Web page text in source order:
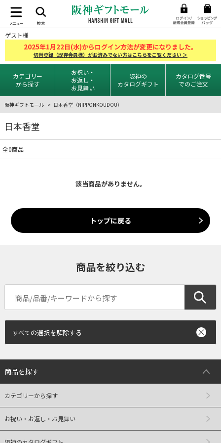
ゲスト様
2025年1月22日(水)からログイン方法が変更になりました。
切替登録（既存会員様）がお済みでない方はこちらをご覧ください ＞
カテゴリー
から探す
お祝い・
お返し・
お見舞い
阪神の
カタログギフト
カタログ番号
でのご注文
阪神ギフトモール 日本香堂（NIPPONKOUDOU）
日本香堂
全0商品
該当商品がありません。
トップに戻る
商品を絞り込む
すべての選択を解除する
商品を探す
カテゴリーから探す
お祝い・お返し・お見舞い